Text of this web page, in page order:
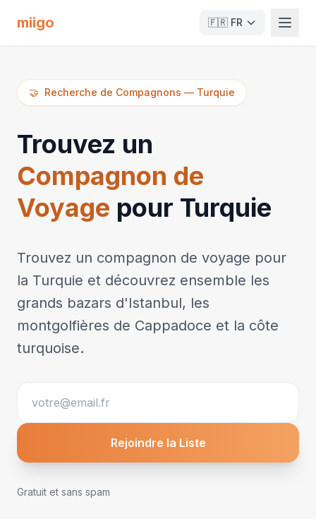
miigo 🇫🇷 FR
🤝 Recherche de Compagnons — Turquie
Trouvez un
Compagnon de
Voyage pour Turquie
Trouvez un compagnon de voyage pour
la Turquie et découvrez ensemble les
grands bazars d'Istanbul, les
montgolfières de Cappadoce et la côte
turquoise.
Rejoindre la Liste
Gratuit et sans spam